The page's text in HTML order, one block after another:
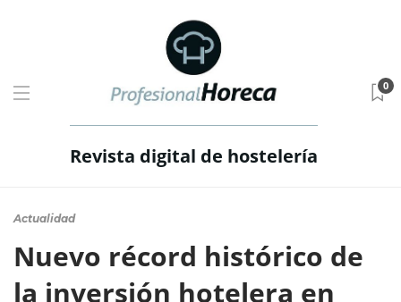
Revista digital de hostelería
0
Actualidad
Nuevo récord histórico de
la inversión hotelera en